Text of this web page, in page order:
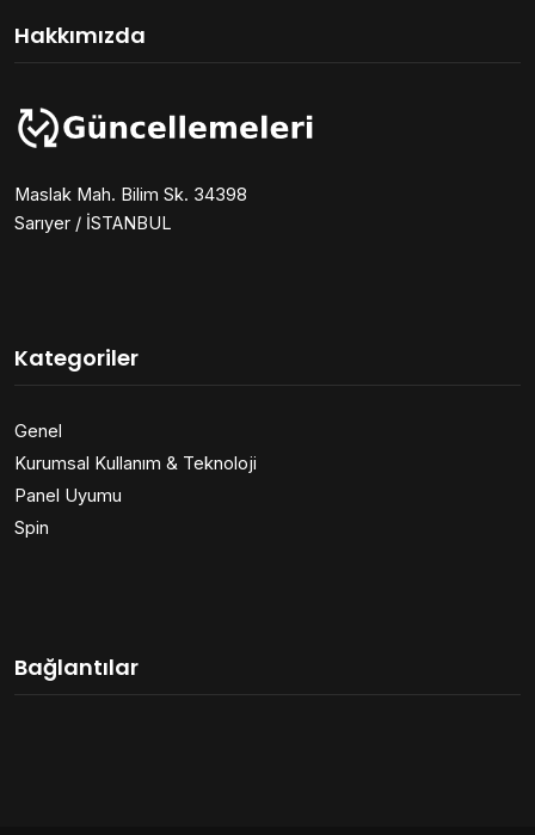
Hakkımızda
Maslak Mah. Bilim Sk. 34398
Sarıyer / İSTANBUL
Kategoriler
Genel
Kurumsal Kullanım & Teknoloji
Panel Uyumu
Spin
Bağlantılar